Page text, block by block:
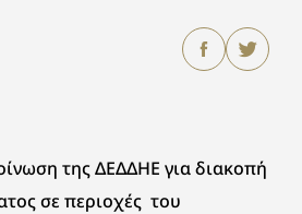
της ΔΕΔΔΗΕ για διακοπή
σε περιοχές του